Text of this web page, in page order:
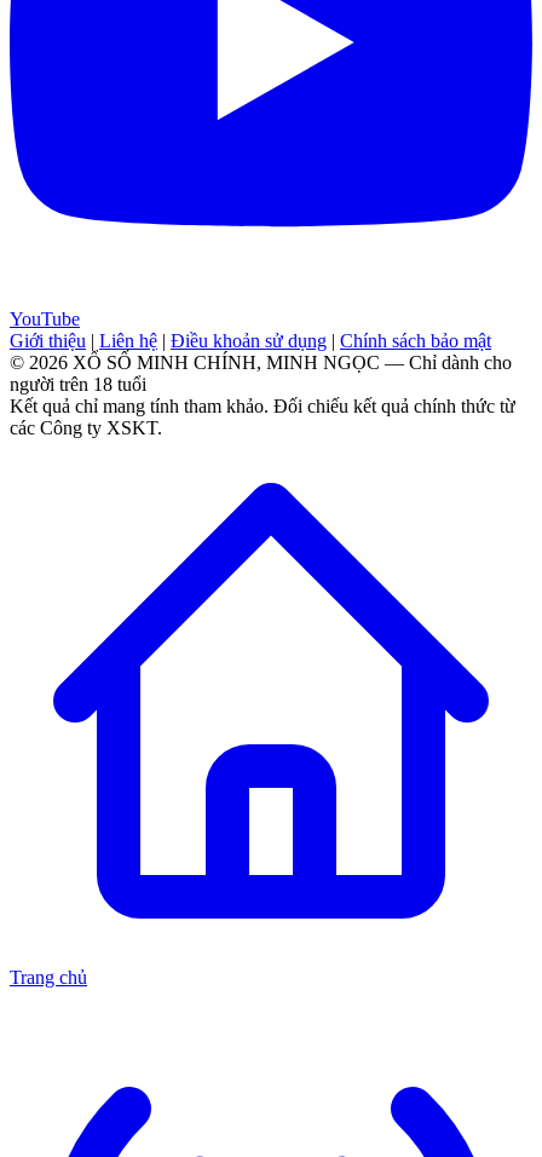
YouTube
Giới thiệu | Liên hệ | Điều khoản sử dụng | Chính sách bảo mật
© 2026 XỔ SỐ MINH CHÍNH, MINH NGỌC — Chỉ dành cho
người trên 18 tuổi
Kết quả chỉ mang tính tham khảo. Đối chiếu kết quả chính thức từ
các Công ty XSKT.
Trang chủ